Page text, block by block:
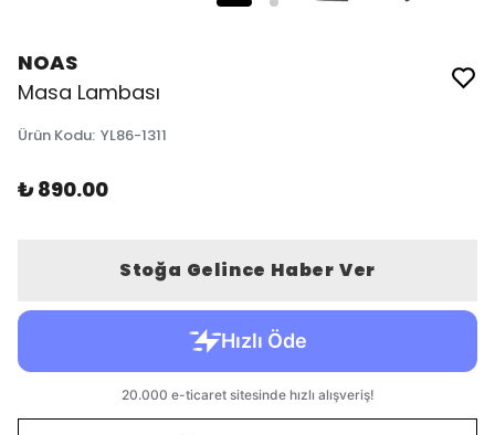
NOAS
Masa Lambası
Ürün Kodu: YL86-1311
₺ 890.00
Stoğa Gelince Haber Ver